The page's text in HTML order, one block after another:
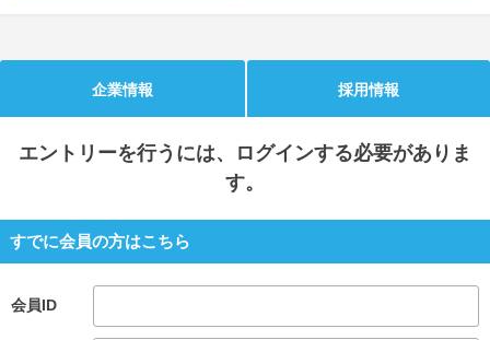
就活ニュースペーパー
就活時事ニュースを更新
よくある質問
不明点があればこちら
企業情報 採用情報
エントリーを行うには、ログインする必要がありま
す。
すでに会員の方はこちら
会員ID